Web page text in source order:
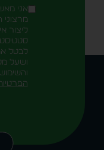
אני
מרצוני
ליצור
לבטל
ושעל